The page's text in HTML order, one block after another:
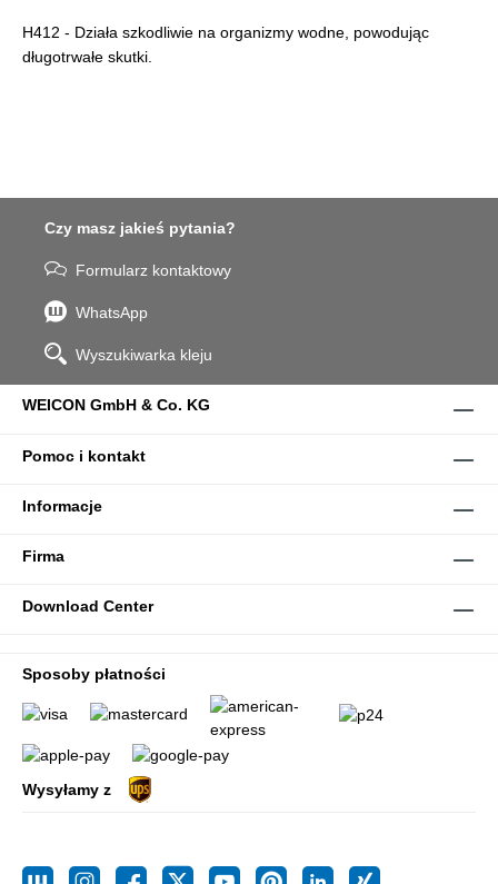
H412 - Działa szkodliwie na organizmy wodne, powodując
długotrwałe skutki.
Czy masz jakieś pytania?
Formularz kontaktowy
WhatsApp
Wyszukiwarka kleju
WEICON GmbH & Co. KG
Pomoc i kontakt
Informacje
Firma
Download Center
Sposoby płatności
Wysyłamy z